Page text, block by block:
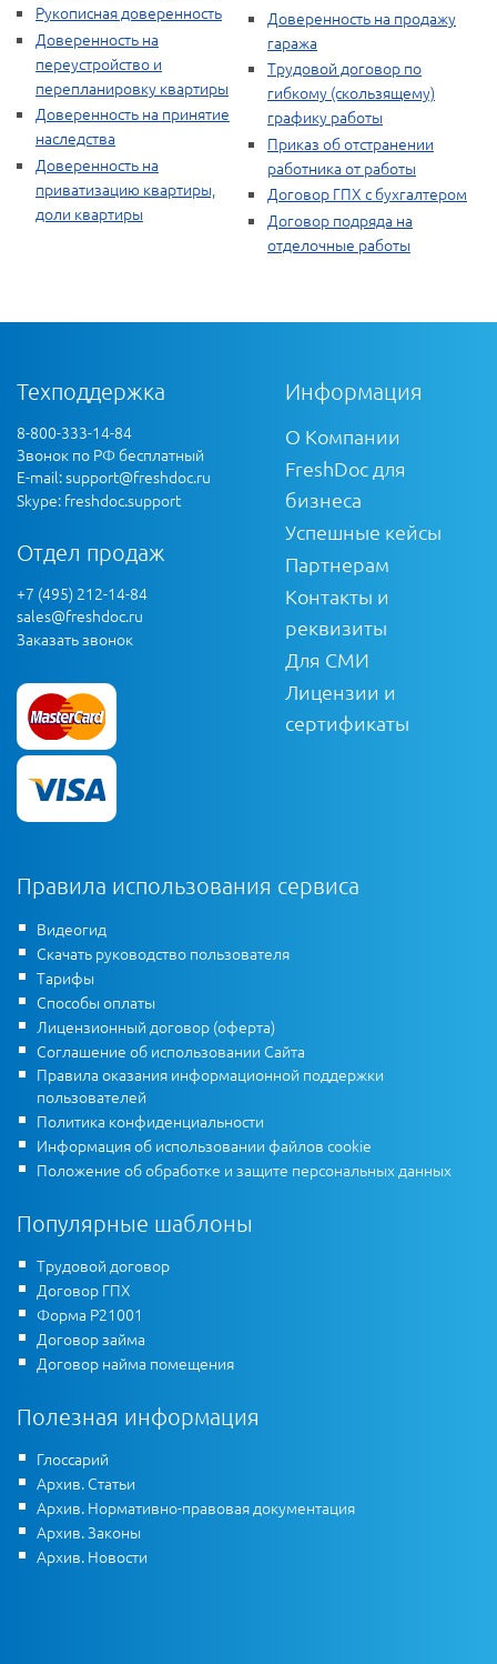
Рукописная доверенность
Доверенность на
переустройство и
перепланировку квартиры
Доверенность на принятие
наследства
Доверенность на
приватизацию квартиры,
доли квартиры
Доверенность на продажу
гаража
Трудовой договор по
гибкому (скользящему)
графику работы
Приказ об отстранении
работника от работы
Договор ГПХ с бухгалтером
Договор подряда на
отделочные работы
Техподдержка
8-800-333-14-84
Звонок по РФ бесплатный
E-mail:support@freshdoc.ru
Skype: freshdoc.support
Отдел продаж
+7 (495) 212-14-84
sales@freshdoc.ru
Заказать звонок
Информация
О Компании
FreshDoc для
бизнеса
Успешные кейсы
Партнерам
Контакты и
реквизиты
Для СМИ
Лицензии и
сертификаты
Правила использования сервиса
Видеогид
Скачать руководство пользователя
Тарифы
Способы оплаты
Лицензионный договор (оферта)
Соглашение об использовании Сайта
Правила оказания информационной поддержки
пользователей
Политика конфиденциальности
Информация об использовании файлов cookie
Положение об обработке и защите персональных данных
Популярные шаблоны
Трудовой договор
Договор ГПХ
Форма Р21001
Договор займа
Договор найма помещения
Полезная информация
Глоссарий
Архив. Статьи
Архив. Нормативно-правовая документация
Архив. Законы
Архив. Новости